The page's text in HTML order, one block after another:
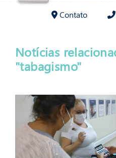
Contato
Notícias
"tabagismo"